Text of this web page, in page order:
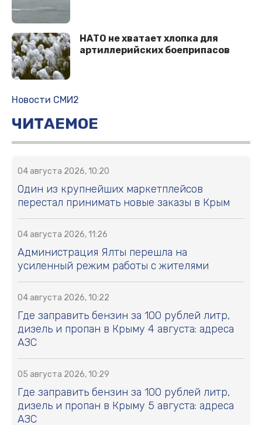
НАТО не хватает хлопка для
артиллерийских боеприпасов
Новости СМИ2
ЧИТАЕМОЕ
04 августа 2026, 10:20
Один из крупнейших маркетплейсов
перестал принимать новые заказы в Крым
04 августа 2026, 11:26
Администрация Ялты перешла на
усиленный режим работы с жителями
04 августа 2026, 10:22
Где заправить бензин за 100 рублей литр,
дизель и пропан в Крыму 4 августа: адреса
АЗС
05 августа 2026, 10:29
Где заправить бензин за 100 рублей литр,
дизель и пропан в Крыму 5 августа: адреса
АЗС